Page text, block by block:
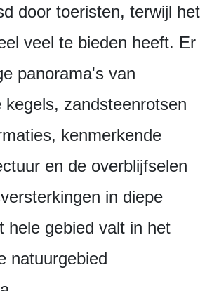
door toeristen, terwijl het
veel te bieden heeft. Er
panorama's van
kegels, zandsteenrotsen
kenmerkende
en de overblijfselen
in diepe
hele gebied valt in het
natuurgebied